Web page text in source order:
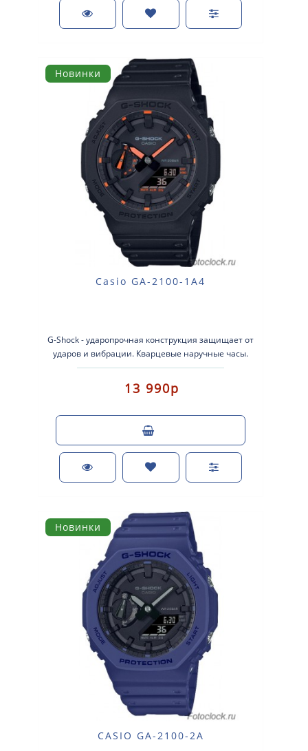
Новинки
Casio GA-2100-1A4
G-Shock - ударопрочная конструкция защищает от
ударов и вибрации. Кварцевые наручные часы.
Экран: Стрелки + эл..
13 990р
Новинки
CASIO GA-2100-2A